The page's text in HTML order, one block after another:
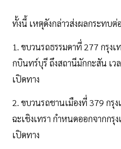
ทั้งนี้ เหตุดังกล่าวส่งผลกระทบต่
1. ขบวนรถธรรมดาที่ 277 กรุง
กบินทร์บุรี ถึงสถานีมักกะสัน เว
เปิดทาง
2. ขบวนรถชานเมืองที่ 379 กรุ
ฉะเชิงเทรา กำหนดออกจากกรุ
เปิดทาง